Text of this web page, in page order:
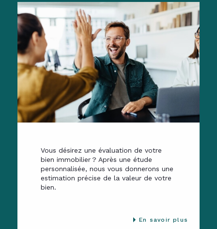
Vous désirez une évaluation de votre
bien immobilier ? Après une étude
personnalisée, nous vous donnerons une
estimation précise de la valeur de votre
bien.
En savoir plus